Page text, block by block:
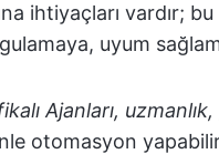
ihtiyaçları vardır;
uyum
Ajanları,
otomasyon